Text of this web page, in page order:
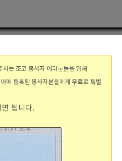
는 조코 봉사자 여러분들을 위해
에 등록된 봉사자분들에게 무료로 특별
됩니다.